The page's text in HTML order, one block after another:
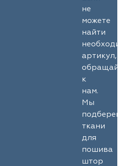
не
можете
найти
артикул,
к
нам.
Мы
подберем
ткани
для
пошива
штор